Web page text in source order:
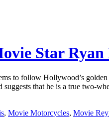
Star Ryan
to follow Hollywood’s
that he is a true two-
, Movie Motorcycles, Movie